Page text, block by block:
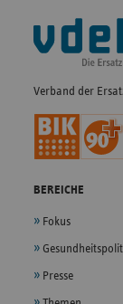
Fußleisten-
Navigation
Verband der
BEREICHE
Fokus
Presse